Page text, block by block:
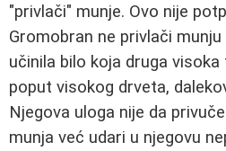
"privlači" munje. Ovo nije
Gromobran ne privlači
učinila bilo koja druga visoka
poput visokog drveta,
Njegova uloga nije da
munja već udari u njegovu